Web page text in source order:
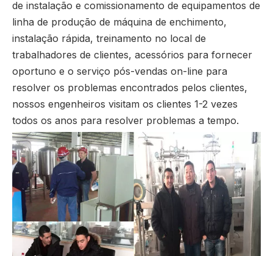
de instalação e comissionamento de equipamentos de
linha de produção de máquina de enchimento,
instalação rápida, treinamento no local de
trabalhadores de clientes, acessórios para fornecer
oportuno e o serviço pós-vendas on-line para
resolver os problemas encontrados pelos clientes,
nossos engenheiros visitam os clientes 1-2 vezes
todos os anos para resolver problemas a tempo.